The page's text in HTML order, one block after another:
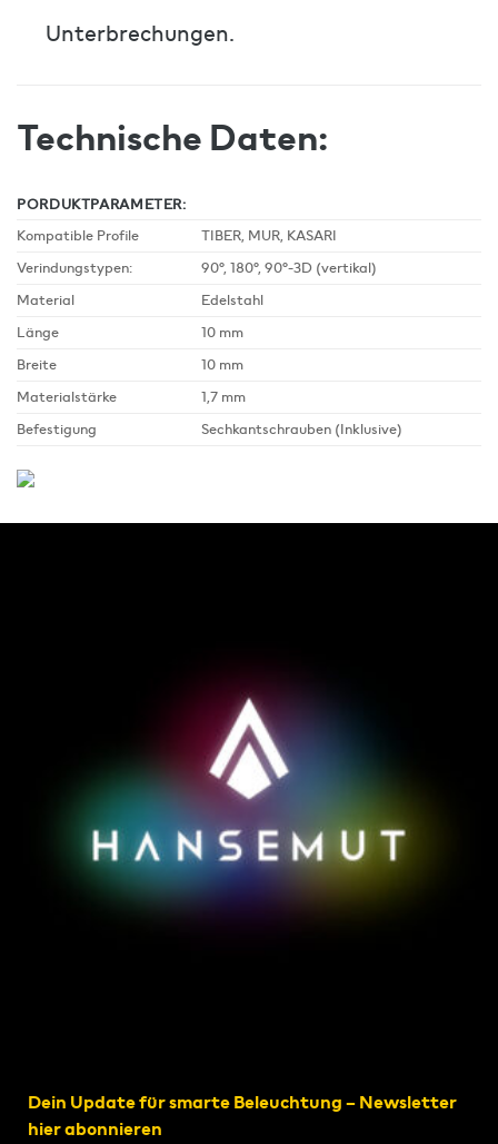
Unterbrechungen.
Technische Daten:
PORDUKTPARAMETER:
Kompatible Profile
TIBER, MUR, KASARI
Verindungstypen:
90°, 180°, 90°-3D (vertikal)
Material
Edelstahl
Länge
10 mm
Breite
10 mm
Materialstärke
1,7 mm
Befestigung
Sechkantschrauben (Inklusive)
Dein Update für smarte Beleuchtung – Newsletter
hier abonnieren